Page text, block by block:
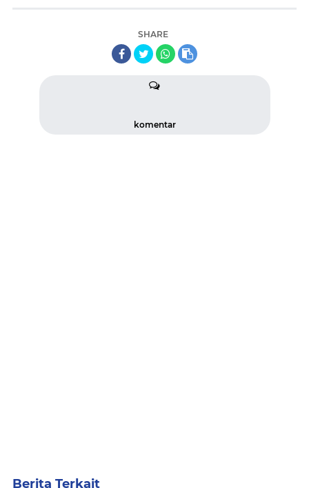
SHARE
komentar
Berita Terkait